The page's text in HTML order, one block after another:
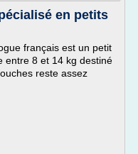
en petits
français est un petit
entre 8 et 14 kg destiné
reste assez